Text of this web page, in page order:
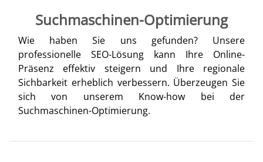
Suchmaschinen-Optimierung
Wie haben Sie uns gefunden? Unsere
professionelle SEO-Lösung kann Ihre Online-
Präsenz effektiv steigern und Ihre regionale
Sichbarkeit erheblich verbessern. Überzeugen Sie
sich von unserem Know-how bei der
Suchmaschinen-Optimierung.